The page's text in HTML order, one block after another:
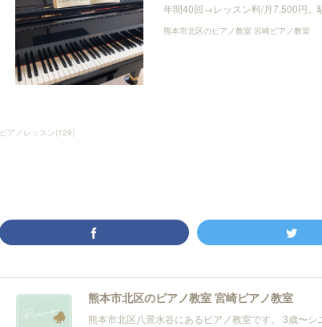
年間40回→レッスン料/月7,500円。
熊本市北区のピアノ教室 宮崎ピアノ教室
ピアノレッスン(129)
熊本市北区のピアノ教室 宮崎ピアノ教室
熊本市北区八景水谷にあるピアノ教室です。 3歳〜シ